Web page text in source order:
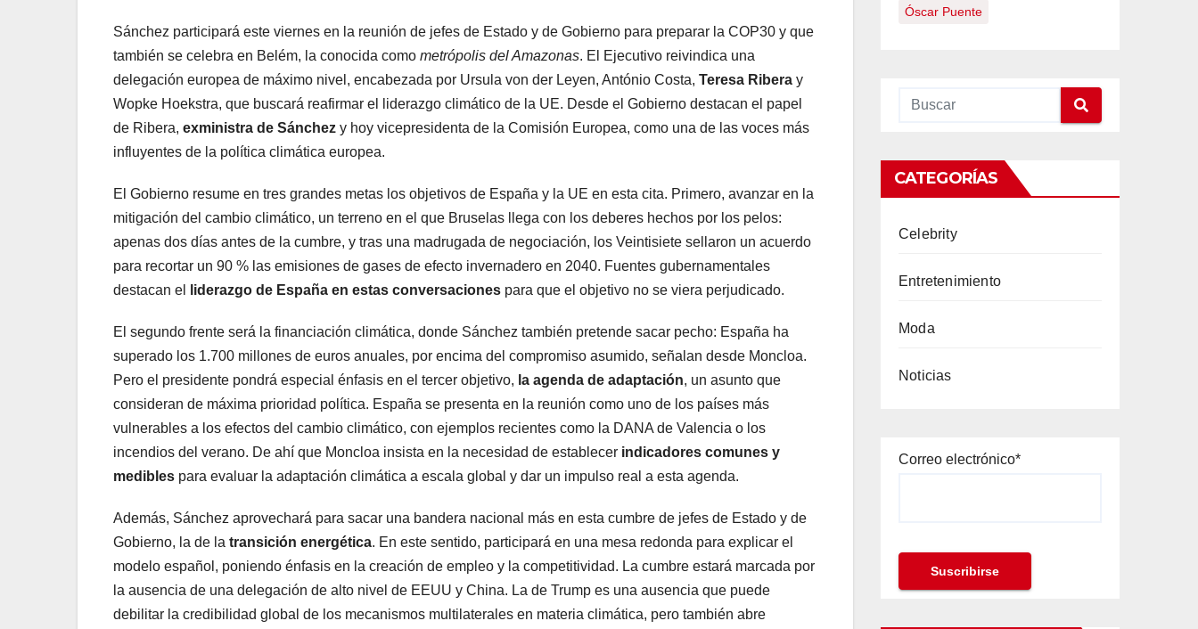
Sánchez participará este viernes en la reunión de jefes de Estado y de Gobierno para preparar la COP30 y que
también se celebra en Belém, la conocida como metrópolis del Amazonas. El Ejecutivo reivindica una
delegación europea de máximo nivel, encabezada por Ursula von der Leyen, António Costa, Teresa Ribera y
Wopke Hoekstra, que buscará reafirmar el liderazgo climático de la UE. Desde el Gobierno destacan el papel
de Ribera, exministra de Sánchez y hoy vicepresidenta de la Comisión Europea, como una de las voces más
influyentes de la política climática europea.
El Gobierno resume en tres grandes metas los objetivos de España y la UE en esta cita. Primero, avanzar en la
mitigación del cambio climático, un terreno en el que Bruselas llega con los deberes hechos por los pelos:
apenas dos días antes de la cumbre, y tras una madrugada de negociación, los Veintisiete sellaron un acuerdo
para recortar un 90 % las emisiones de gases de efecto invernadero en 2040. Fuentes gubernamentales
destacan el
liderazgo de España en estas conversaciones para que el objetivo no se viera perjudicado.
El segundo frente será la financiación climática, donde Sánchez también pretende sacar pecho: España ha
superado los 1.700 millones de euros anuales, por encima del compromiso asumido, señalan desde Moncloa.
Pero el presidente pondrá especial énfasis en el tercer objetivo, la agenda de adaptación, un asunto que
consideran de máxima prioridad política. España se presenta en la reunión como uno de los países más
vulnerables a los efectos del cambio climático, con ejemplos recientes como la DANA de Valencia o los
incendios del verano. De ahí que Moncloa insista en la necesidad de establecer indicadores comunes y
medibles para evaluar la adaptación climática a escala global y dar un impulso real a esta agenda.
Además, Sánchez aprovechará para sacar una bandera nacional más en esta cumbre de jefes de Estado y de
Gobierno, la de la transición energética. En este sentido, participará en una mesa redonda para explicar el
modelo español, poniendo énfasis en la creación de empleo y la competitividad. La cumbre estará marcada por
la ausencia de una delegación de alto nivel de EEUU y China. La de Trump es una ausencia que puede
debilitar la credibilidad global de los mecanismos multilaterales en materia climática, pero también abre
Óscar Puente
CATEGORÍAS
Celebrity
Entretenimiento
Moda
Noticias
Correo electrónico*